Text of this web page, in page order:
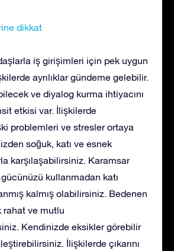
dikkat
iş girişimleri için pek uygun
ayrılıklar gündeme gelebilir.
ve diyalog kurma ihtiyacını
etkisi var. İlişkilerde
problemleri ve stresler ortaya
soğuk, katı ve esnek
karşılaşabilirsiniz. Karamsar
kullanmadan katı
kalmış olabilirsiniz. Bedenen
rahat ve mutlu
Kendinizde eksikler görebilir
İlişkilerde çıkarını